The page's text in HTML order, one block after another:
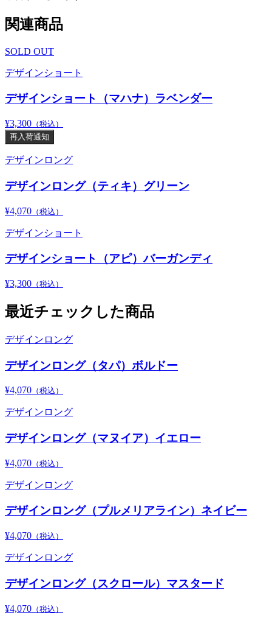
関連商品
SOLD OUT
デザインショート
デザインショート（マハナ）ラベンダー
¥3,300 （税込）
再入荷通知
デザインロング
デザインロング（ティキ）グリーン
¥4,070 （税込）
デザインショート
デザインショート（アピ）バーガンディ
¥3,300 （税込）
最近チェックした商品
デザインロング
デザインロング（タパ）ボルドー
¥4,070 （税込）
デザインロング
デザインロング（マヌイア）イエロー
¥4,070 （税込）
デザインロング
デザインロング（プルメリアライン）ネイビー
¥4,070 （税込）
デザインロング
デザインロング（スクロール）マスタード
¥4,070 （税込）